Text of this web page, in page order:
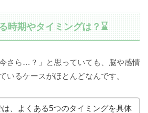
時期やタイミングは？⌛️
さら…？」と思っていても、脳や感情
いるケースがほとんどなんです。
は、よくある5つのタイミングを具体